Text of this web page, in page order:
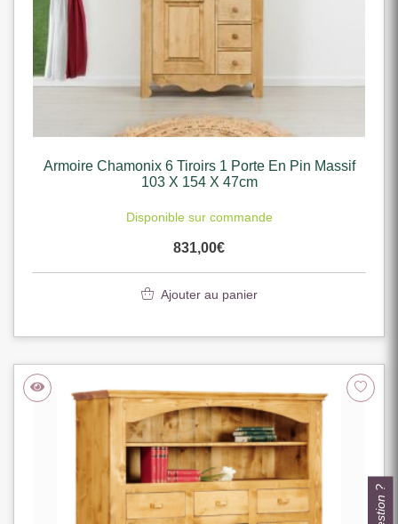
Armoire Chamonix 6 Tiroirs 1 Porte En Pin Massif
103 X 154 X 47cm
Disponible sur commande
831,00€
Ajouter au panier